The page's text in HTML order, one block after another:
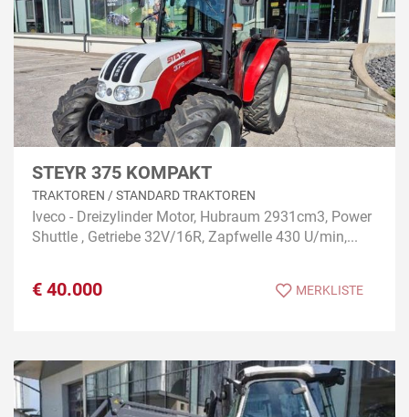
STEYR 375 KOMPAKT
TRAKTOREN / STANDARD TRAKTOREN
Iveco - Dreizylinder Motor, Hubraum 2931cm3, Power
Shuttle , Getriebe 32V/16R, Zapfwelle 430 U/min,...
€ 40.000 MERKLISTE